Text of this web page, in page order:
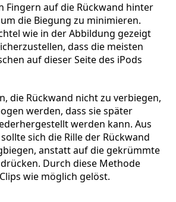
Fingern auf die Rückwand hinter
die Biegung zu minimieren.
wie in der Abbildung gezeigt
dass die meisten
auf dieser Seite des iPods
die Rückwand nicht zu verbiegen,
werden, dass sie später
werden kann. Aus
sich die Rille der Rückwand
anstatt auf die gekrümmte
Durch diese Methode
wie möglich gelöst.